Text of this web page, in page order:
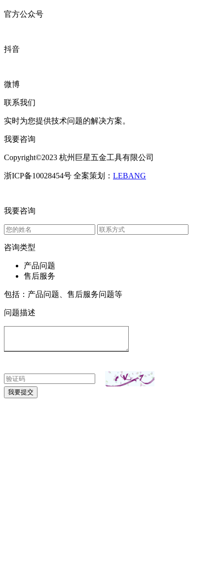
官方公众号
抖音
微博
联系我们
实时为您提供技术问题的解决方案。
我要咨询
Copyright©2023 杭州巨星五金工具有限公司
浙ICP备10028454号 全案策划： LEBANG
我要咨询
咨询类型
产品问题
售后服务
包括：产品问题、售后服务问题等
问题描述